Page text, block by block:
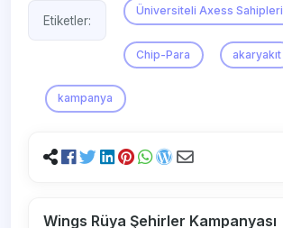
Etiketler:
Üniversiteli Axess Sahipleri
Chip-Para akaryakıt
kampanya
Wings Rüya Şehirler Kampanyası